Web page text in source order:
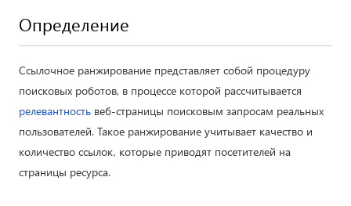
Определение
Ссылочное ранжирование представляет собой процедуру
поисковых роботов, в процессе которой рассчитывается
релевантность веб-страницы поисковым запросам реальных
пользователей. Такое ранжирование учитывает качество и
количество ссылок, которые приводят посетителей на
страницы ресурса.